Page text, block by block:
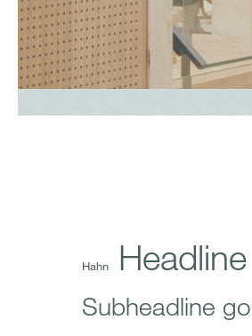
Hahn
Subheadline